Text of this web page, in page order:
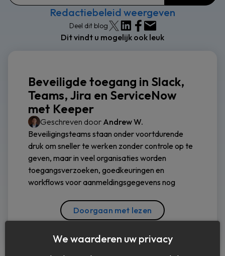
Redactiebeleid weergeven
Deel dit blog
Dit vindt u mogelijk ook leuk
Beveiligde toegang in Slack,
Teams, Jira en ServiceNow
met Keeper
Geschreven door Andrew W.
Beveiligingsteams staan onder voortdurende
druk om sneller te werken zonder controle op te
geven, maar in veel organisaties worden
toegangsverzoeken, goedkeuringen en
workflows voor aanmeldingsgegevens nog
Doorgaan met lezen
We waarderen uw privacy